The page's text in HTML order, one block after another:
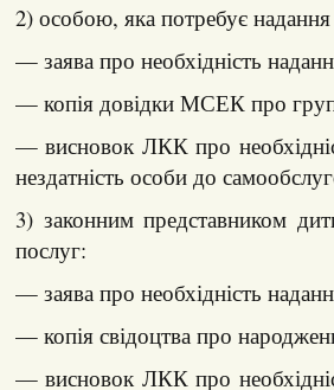
2) особою, яка потребує
— заява про необхідність
— копія довідки МСЕК про групу
— висновок ЛКК про
нездатність особи до
3) законним представником
послуг:
— заява про необхідність
— копія свідоцтва про
— висновок ЛКК про